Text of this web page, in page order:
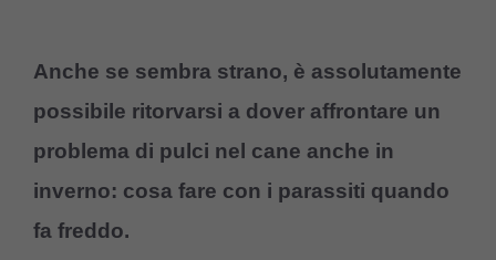
Anche se sembra strano, è assolutamente
possibile ritorvarsi a dover affrontare un
problema di pulci nel cane anche in
inverno: cosa fare con i parassiti quando
fa freddo.